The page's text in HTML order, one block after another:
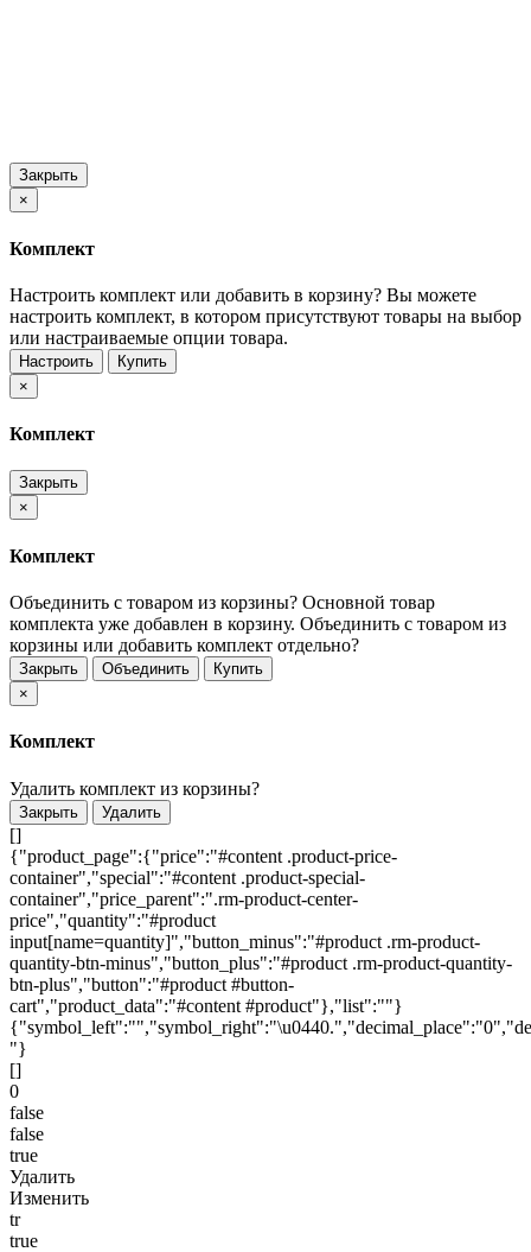
Закрыть
×
Комплект
Настроить комплект или добавить в корзину? Вы можете
настроить комплект, в котором присутствуют товары на выбор
или настраиваемые опции товара.
Настроить
Купить
×
Комплект
Закрыть
×
Комплект
Объединить с товаром из корзины? Основной товар
комплекта уже добавлен в корзину. Объединить с товаром из
корзины или добавить комплект отдельно?
Закрыть Объединить
Купить
×
Комплект
Удалить комплект из корзины?
Закрыть Удалить
[]
{"product_page":{"price":"#content .product-price-
container","special":"#content .product-special-
container","price_parent":".rm-product-center-
price","quantity":"#product
input[name=quantity]","button_minus":"#product .rm-product-
quantity-btn-minus","button_plus":"#product .rm-product-quantity-
btn-plus","button":"#product #button-
cart","product_data":"#content #product"},"list":""}
"}
[]
0
false
false
true
Удалить
Изменить
tr
true